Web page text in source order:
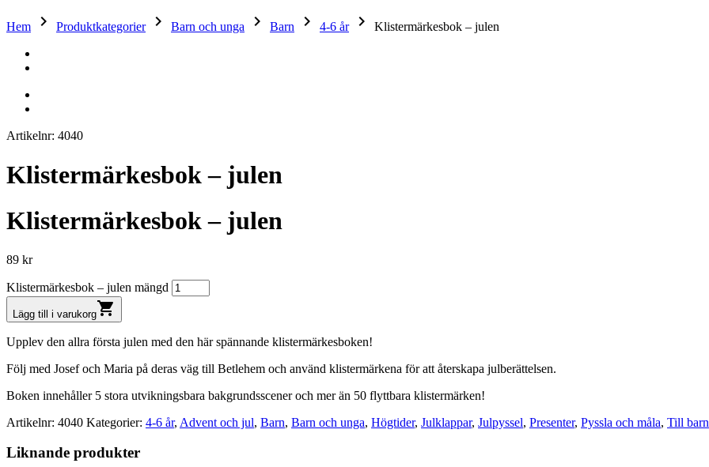
Hem keyboard_arrow_right Produktkategorier keyboard_arrow_right Barn och unga keyboard_arrow_right Barn keyboard_arrow_right 4-6 år keyboard_arrow_right Klistermärkesbok – julen
Artikelnr: 4040
Klistermärkesbok – julen
Klistermärkesbok – julen
89 kr
Klistermärkesbok – julen mängd
Lägg till i varukorgshopping_cart
Upplev den allra första julen med den här spännande klistermärkesboken!
Följ med Josef och Maria på deras väg till Betlehem och använd klistermärkena för att återskapa julberättelsen.
Boken innehåller 5 stora utvikningsbara bakgrundsscener och mer än 50 flyttbara klistermärken!
Artikelnr: 4040 Kategorier: 4-6 år, Advent och jul, Barn, Barn och unga, Högtider, Julklappar, Julpyssel, Presenter, Pyssla och måla, Till barn
Liknande produkter